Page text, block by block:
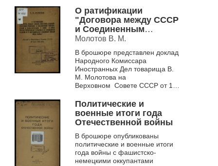
О ратификации
"Договора между СССР
и Соединенным
Королевством в
Великобритании о
союзе и войне против
гитлеровской Германии
и ее сообщников в
Европе и о
взаимной помощи
после войны"
Молотов В. М.
В брошюре представлен доклад
Народного Комиссара
Иностранных Дел товарища В.
М. Молотова на
Верховном Совете СССР от 18
Политические и
военные итоги года
Отечественной войны
В брошюре опубликованы
политические и военные итоги
года войны с фашистско-
немецкими оккупантами